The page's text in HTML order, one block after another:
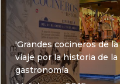
'Grandes cocineros de
viaje por la historia de la
gastronomía